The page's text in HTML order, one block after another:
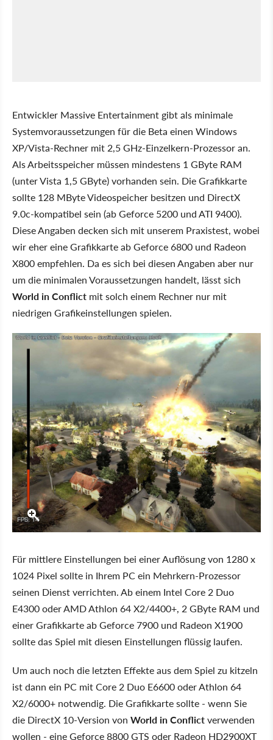
Entwickler Massive Entertainment gibt als minimale
Systemvoraussetzungen für die Beta einen Windows
XP/Vista-Rechner mit 2,5 GHz-Einzelkern-Prozessor an.
Als Arbeitsspeicher müssen mindestens 1 GByte RAM
(unter Vista 1,5 GByte) vorhanden sein. Die Grafikkarte
sollte 128 MByte Videospeicher besitzen und DirectX
9.0c-kompatibel sein (ab Geforce 5200 und ATI 9400).
Diese Angaben decken sich mit unserem Praxistest, wobei
wir eher eine Grafikkarte ab Geforce 6800 und Radeon
X800 empfehlen. Da es sich bei diesen Angaben aber nur
um die minimalen Voraussetzungen handelt, lässt sich
World in Conflict mit solch einem Rechner nur mit
niedrigen Grafikeinstellungen spielen.
Für mittlere Einstellungen bei einer Auflösung von 1280 x
1024 Pixel sollte in Ihrem PC ein Mehrkern-Prozessor
seinen Dienst verrichten. Ab einem Intel Core 2 Duo
E4300 oder AMD Athlon 64 X2/4400+, 2 GByte RAM und
einer Grafikkarte ab Geforce 7900 und Radeon X1900
sollte das Spiel mit diesen Einstellungen flüssig laufen.
Um auch noch die letzten Effekte aus dem Spiel zu kitzeln
ist dann ein PC mit Core 2 Duo E6600 oder Athlon 64
X2/6000+ notwendig. Die Grafikkarte sollte - wenn Sie
die DirectX 10-Version von World in Conflictverwenden
wollen - eine Geforce 8800 GTS oder Radeon HD2900XT